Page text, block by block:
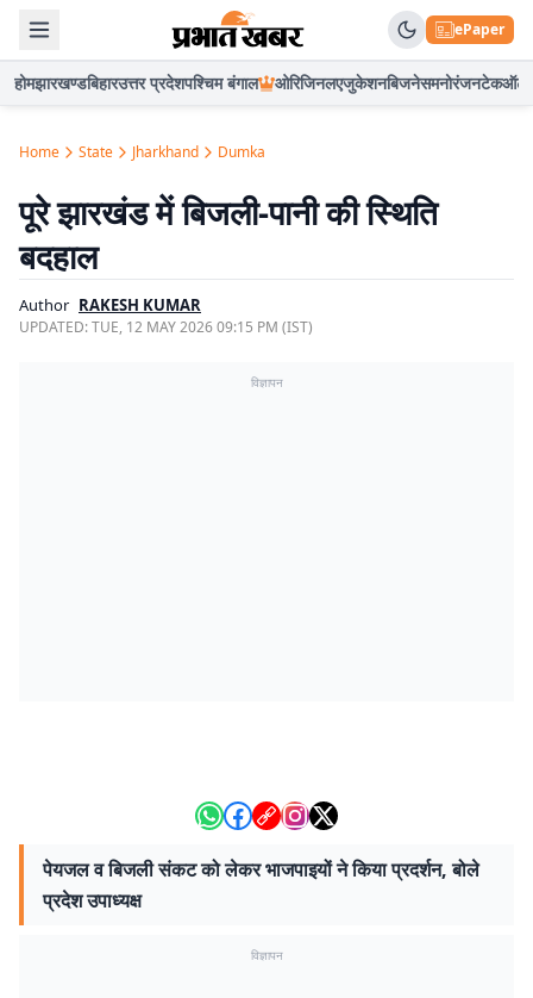
ePaper
होमझारखण्डबिहारउत्तर प्रदेशपश्चिम बंगाल ओरिजिनलएजुकेशनबिजनेसमनोरंजनटेकऑटो
Home State Jharkhand Dumka
पूरे झारखंड में बिजली-पानी की स्थिति
बदहाल
Author RAKESH KUMAR
UPDATED:TUE, 12 MAY 2026 09:15 PM (IST)
विज्ञापन
पेयजल व बिजली संकट को लेकर भाजपाइयों ने किया प्रदर्शन, बोले
प्रदेश उपाध्यक्ष
विज्ञापन